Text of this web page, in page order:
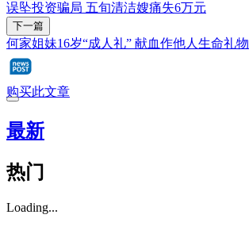
误坠投资骗局 五旬清洁嫂痛失6万元
下一篇
何家姐妹16岁“成人礼” 献血作他人生命礼物
购买此文章
最新
热门
Loading...